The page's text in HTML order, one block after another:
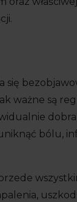
ważne są
bólu,